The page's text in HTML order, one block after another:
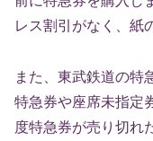
レス割引がなく、紙
また、東武鉄道の特
特急券や座席未指定
度特急券が売り切れ